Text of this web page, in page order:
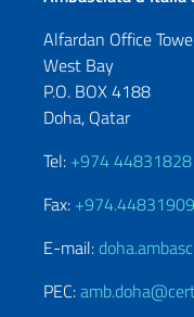
Alfardan Office
West Bay
P.O. BOX 4188
Doha, Qatar
Tel: +974 44831828
Fax: +974.44831909
E-mail:
PEC: